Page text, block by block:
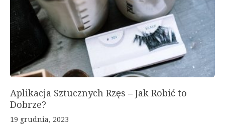
Aplikacja Sztucznych Rzęs – Jak Robić to
Dobrze?
19 grudnia, 2023